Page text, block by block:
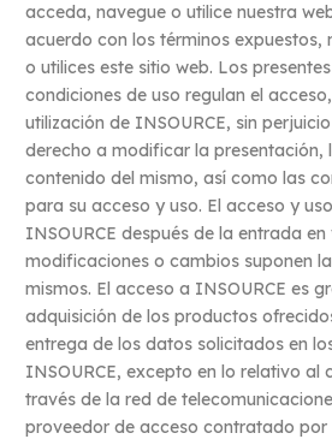
acceda, navegue o utilice nuestra
acuerdo con los términos expuestos,
o utilices este sitio web. Los
condiciones de uso regulan el
utilización de INSOURCE, sin
derecho a modificar la presentación,
contenido del mismo, así como las
para su acceso y uso. El acceso y
INSOURCE después de la entrada
modificaciones o cambios suponen
mismos. El acceso a INSOURCE es
adquisición de los productos
entrega de los datos solicitados en
INSOURCE, excepto en lo relativo al
través de la red de
proveedor de acceso contratado por